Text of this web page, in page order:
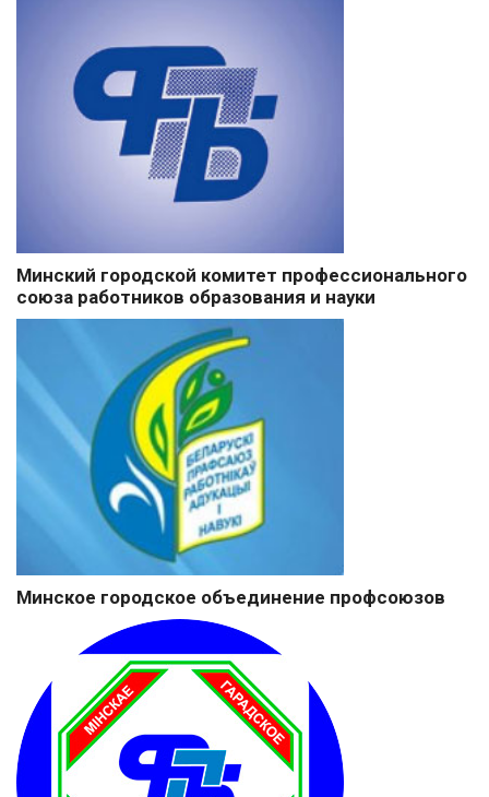
Минский городской комитет профессионального
союза работников образования и науки
Минское городское объединение профсоюзов